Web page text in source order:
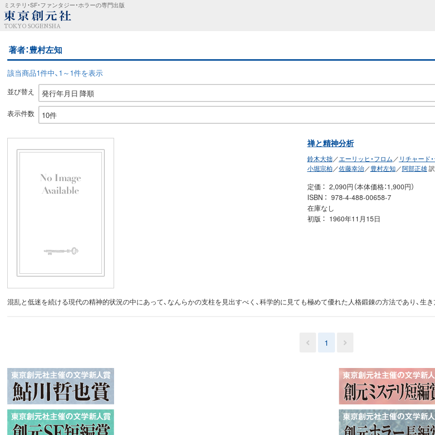
ミステリ・SF・ファンタジー・ホラーの専門出版
TOKYO SOGENSHA
著者：豊村左知
該当商品1件中、1～1件を表示
並び替え
表示件数
禅と精神分析
鈴木大拙 ／エーリッヒ・フロム ／ リチャード
小堀宗柏 ／佐藤幸治／豊村左知 ／阿部正雄訳
定価
2,090円（本体価格：1,900円）
ISBN
978-4-488-00658-7
在庫なし
初版
1960年11月15日
混乱と低迷を続ける現代の精神的状況の中にあって、なんらかの支柱を見出すべく、科学的に見ても極めて優れた人格鍛錬の方法であり、
1